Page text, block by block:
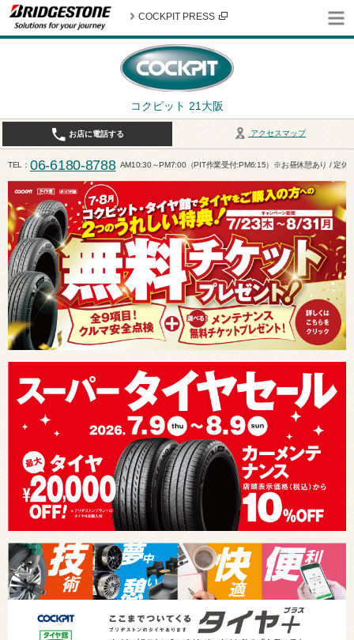
コクピット 21大阪
COCKPIT PRESS
アクセスマップ
お店に電話する
TEL 06-6180-8788 AM10:30～PM7:00（PIT作業受付:PM6:15）※お昼休憩あり / 定休